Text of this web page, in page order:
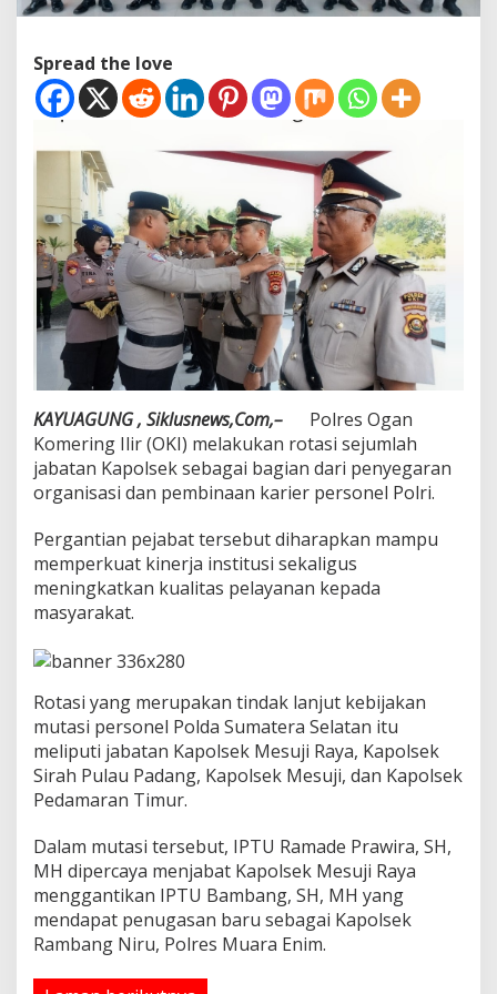
r
n
t
i
P
k
u
a
t
K
n
e
r
j
a
d
a
n
P
l
a
y
a
a
s
y
a
r
t
Spread the love
KAYUAGUNG , Siklusnews,Com,–
Polres Ogan
Komering Ilir (OKI) melakukan rotasi sejumlah
jabatan Kapolsek sebagai bagian dari penyegaran
organisasi dan pembinaan karier personel Polri.
Pergantian pejabat tersebut diharapkan mampu
memperkuat kinerja institusi sekaligus
meningkatkan kualitas pelayanan kepada
masyarakat.
Rotasi yang merupakan tindak lanjut kebijakan
mutasi personel Polda Sumatera Selatan itu
meliputi jabatan Kapolsek Mesuji Raya, Kapolsek
Sirah Pulau Padang, Kapolsek Mesuji, dan Kapolsek
Pedamaran Timur.
Dalam mutasi tersebut, IPTU Ramade Prawira, SH,
MH dipercaya menjabat Kapolsek Mesuji Raya
menggantikan IPTU Bambang, SH, MH yang
mendapat penugasan baru sebagai Kapolsek
Rambang Niru, Polres Muara Enim.